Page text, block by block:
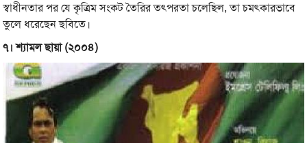
স্বাধীনতার পর যে কৃত্রিম সংকট তৈরির তৎপরতা চলেছিল, তা চমৎকারভাবে
তুলে ধরেছেন ছবিতে।
৭। শ্যামল ছায়া (২০০৪)